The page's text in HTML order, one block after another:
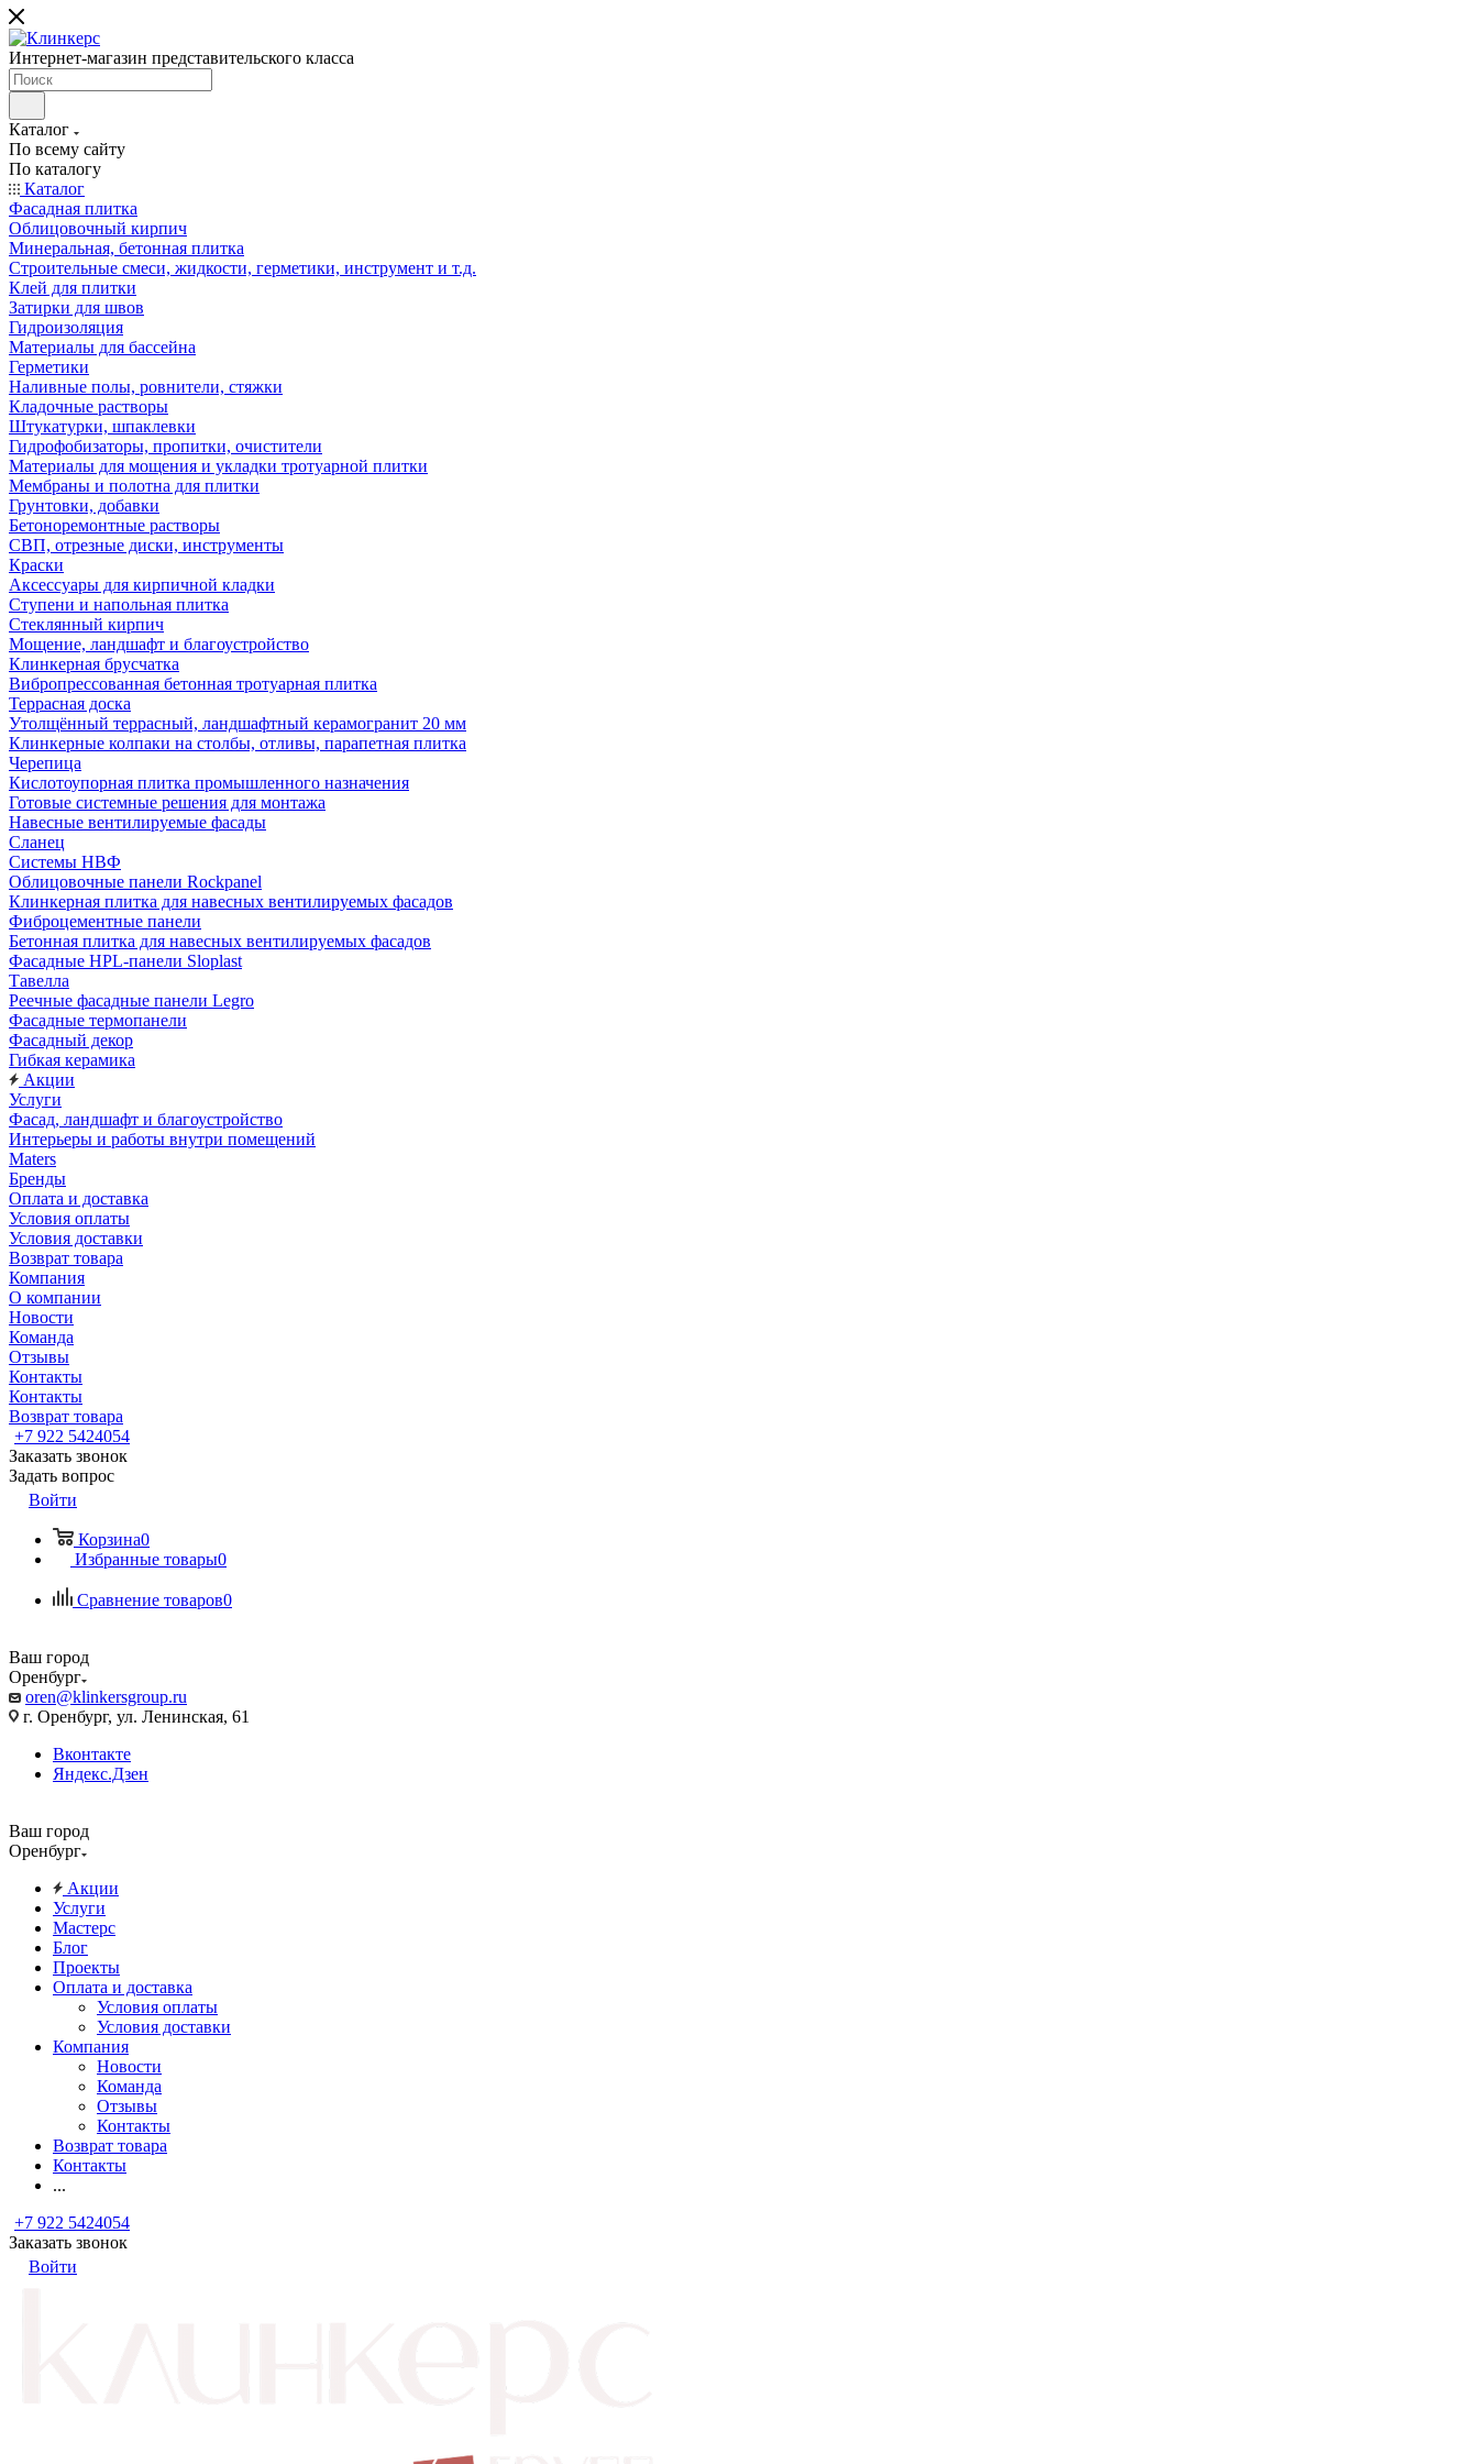
Интернет-магазин представительского класса
Каталог
По всему сайту
По каталогу
Каталог
Фасадная плитка
Облицовочный кирпич
Минеральная, бетонная плитка
Строительные смеси, жидкости, герметики, инструмент и т.д.
Клей для плитки
Затирки для швов
Гидроизоляция
Материалы для бассейна
Герметики
Наливные полы, ровнители, стяжки
Кладочные растворы
Штукатурки, шпаклевки
Гидрофобизаторы, пропитки, очистители
Материалы для мощения и укладки тротуарной плитки
Мембраны и полотна для плитки
Грунтовки, добавки
Бетоноремонтные растворы
СВП, отрезные диски, инструменты
Краски
Аксессуары для кирпичной кладки
Ступени и напольная плитка
Cтеклянный кирпич
Мощение, ландшафт и благоустройство
Клинкерная брусчатка
Вибропрессованная бетонная тротуарная плитка
Террасная доска
Утолщённый террасный, ландшафтный керамогранит 20 мм
Клинкерные колпаки на столбы, отливы, парапетная плитка
Черепица
Кислотоупорная плитка промышленного назначения
Готовые системные решения для монтажа
Навесные вентилируемые фасады
Сланец
Системы НВФ
Облицовочные панели Rockpanel
Клинкерная плитка для навесных вентилируемых фасадов
Фиброцементные панели
Бетонная плитка для навесных вентилируемых фасадов
Фасадные HPL-панели Sloplast
Тавелла
Реечные фасадные панели Legro
Фасадные термопанели
Фасадный декор
Гибкая керамика
Акции
Услуги
Фасад, ландшафт и благоустройство
Интерьеры и работы внутри помещений
Maters
Бренды
Оплата и доставка
Условия оплаты
Условия доставки
Возврат товара
Компания
О компании
Новости
Команда
Отзывы
Контакты
Контакты
Возврат товара
+7 922 5424054
Заказать звонок
Задать вопрос
Войти
Корзина0
Избранные товары0
Сравнение товаров0
Ваш город
Оренбург
oren@klinkersgroup.ru
г. Оренбург, ул. Ленинская, 61
Вконтакте
Яндекс.Дзен
Ваш город
Оренбург
Акции
Услуги
Мастерс
Блог
Проекты
Оплата и доставка
Условия оплаты
Условия доставки
Компания
Новости
Команда
Отзывы
Контакты
Возврат товара
Контакты
...
+7 922 5424054
Заказать звонок
Войти